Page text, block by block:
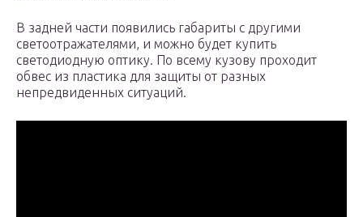
В задней части появились габариты с другими
светоотражателями, и можно будет купить
светодиодную оптику. По всему кузову проходит
обвес из пластика для защиты от разных
непредвиденных ситуаций.